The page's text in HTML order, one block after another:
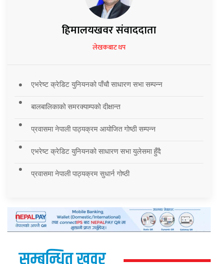
हिमालयखवर संवाददाता
लेखकबाट थप
एभरेष्ट क्रेडिट युनियनको पाँचौ साधारण सभा सम्पन्न
बालबालिकाको समरक्याम्पको दीक्षान्त
प्रवासमा नेपाली पाठ्यक्रम आयोजित गोष्ठी सम्पन्न
एभरेष्ट क्रेडिट युनियनको साधारण सभा युलेसमा हुँदै
प्रवासमा नेपाली पाठ्यक्रम सुधार्न गोष्ठी